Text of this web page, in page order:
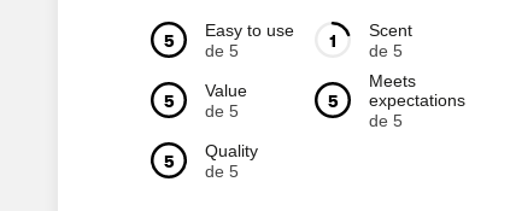
5
Easy to use
de 5
1
Scent
de 5
5
Value
de 5
5
Meets
expectations
de 5
5
Quality
de 5